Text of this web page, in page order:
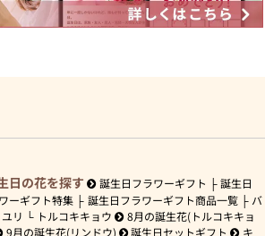
日の花を探す 誕生日フラワーギフト
誕生日
ーギフト特集
誕生日フラワーギフト商品一覧
バ
ユリ トルコキキョウ
8月の誕生花(トルコキキョ
9月の誕生花(リンドウ) 誕生日セットギフト
キ